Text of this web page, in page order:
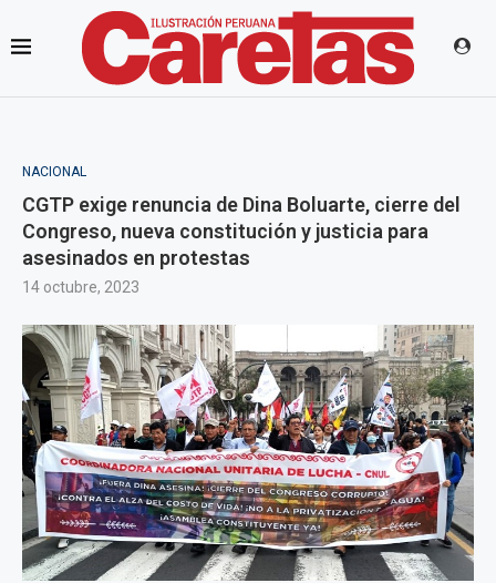
NACIONAL
CGTP exige renuncia de Dina Boluarte, cierre del
Congreso, nueva constitución y justicia para
asesinados en protestas
14 octubre, 2023